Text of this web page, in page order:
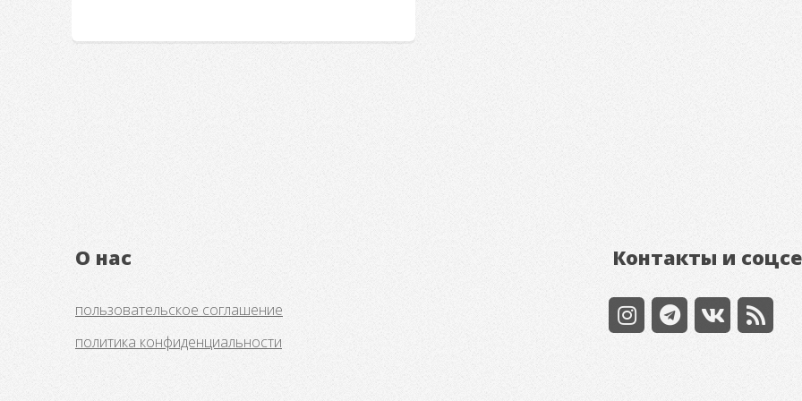
О нас
пользовательское соглашение
политика конфиденциальности
Контакты и